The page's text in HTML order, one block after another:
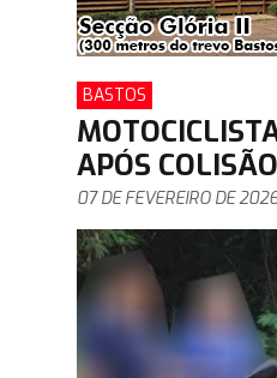
BASTOS
APÓS
07 DE FEVEREIRO DE